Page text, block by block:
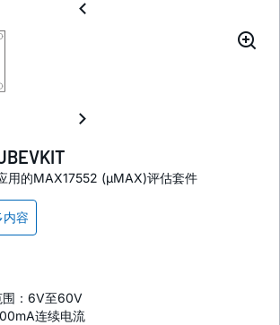
用的MAX17552 (µMAX)评估套件
内容
围：6V至60V
连续电流